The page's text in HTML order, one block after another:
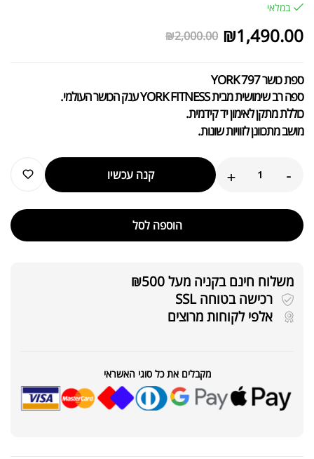
במלאי
₪2,000.00 ₪1,490.00
ספת כושר 797 YORK
ספה רב שימושית מבית YORK FITNESS ענק הכושר העולמי.
כוללת מתקן לאימון יד קידמית.
מושב מתכוונן לזוויות שונות.
-
+ קנה עכשיו
הוספה לסל
משלוח חינם בקניה מעל ₪500
רכישה בטוחה SSL
אלפי לקוחות מרוצים
מקבלים את כל סוגי האשראי